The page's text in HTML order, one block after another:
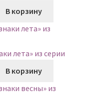
В корзину
лета» из серии
В корзину